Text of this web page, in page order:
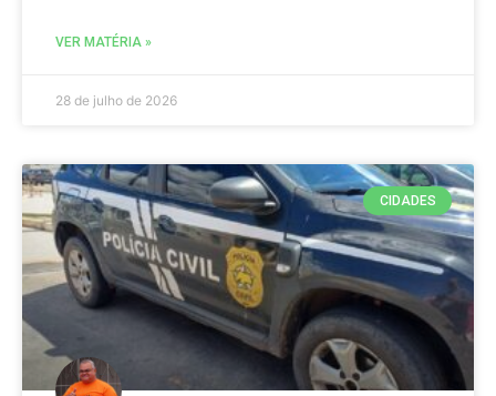
VER MATÉRIA »
28 de julho de 2026
CIDADES